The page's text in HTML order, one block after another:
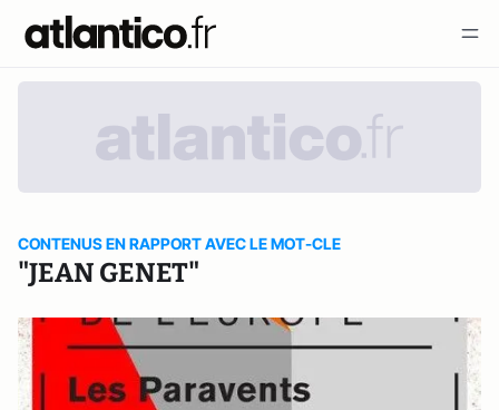
CONTENUS EN RAPPORT AVEC LE MOT-CLE
"JEAN GENET"